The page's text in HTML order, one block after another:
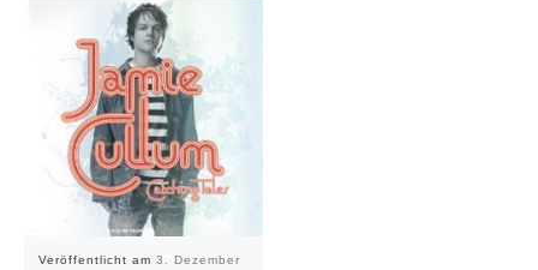
Veröffentlicht am 3. Dezember